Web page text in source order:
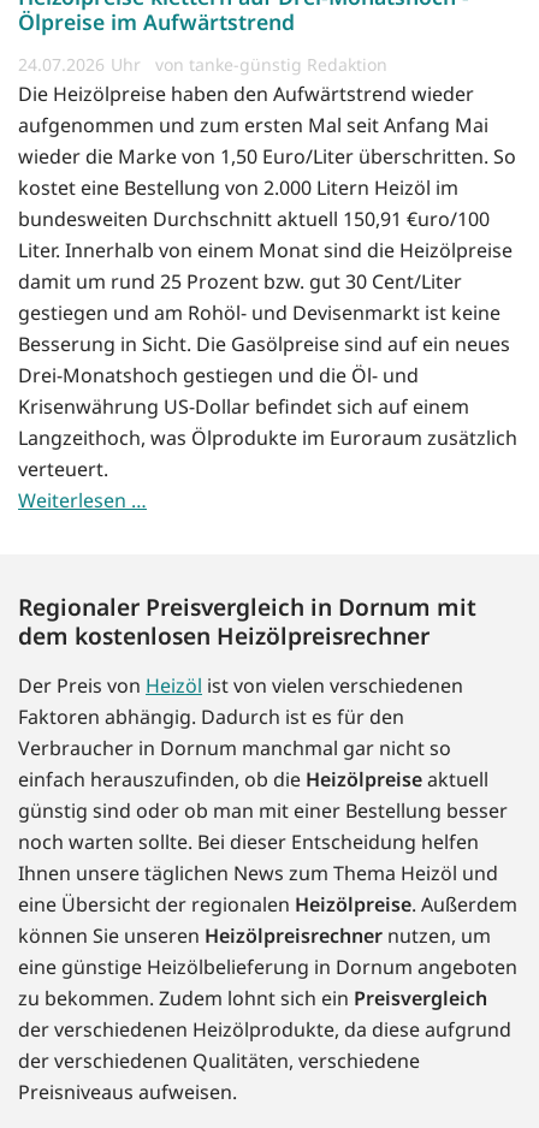
Ölpreise im Aufwärtstrend
24.07.2026 von tanke-günstig Redaktion
Die Heizölpreise haben den Aufwärtstrend wieder
aufgenommen und zum ersten Mal seit Anfang Mai
wieder die Marke von 1,50 Euro/Liter überschritten. So
kostet eine Bestellung von 2.000 Litern Heizöl im
bundesweiten Durchschnitt aktuell 150,91 €uro/100
Liter. Innerhalb von einem Monat sind die Heizölpreise
damit um rund 25 Prozent bzw. gut 30 Cent/Liter
gestiegen und am Rohöl- und Devisenmarkt ist keine
Besserung in Sicht. Die Gasölpreise sind auf ein neues
Drei-Monatshoch gestiegen und die Öl- und
Krisenwährung US-Dollar befindet sich auf einem
Langzeithoch, was Ölprodukte im Euroraum zusätzlich
verteuert.
Weiterlesen …
Regionaler Preisvergleich in Dornum mit
dem kostenlosen Heizölpreisrechner
Der Preis von Heizöl ist von vielen verschiedenen
Faktoren abhängig. Dadurch ist es für den
Verbraucher in Dornum manchmal gar nicht so
einfach herauszufinden, ob die Heizölpreiseaktuell
günstig sind oder ob man mit einer Bestellung besser
noch warten sollte. Bei dieser Entscheidung helfen
Ihnen unsere täglichen News zum Thema Heizöl und
eine Übersicht der regionalen Heizölpreise. Außerdem
können Sie unseren Heizölpreisrechner nutzen, um
eine günstige Heizölbelieferung in Dornum angeboten
zu bekommen. Zudem lohnt sich ein Preisvergleich
der verschiedenen Heizölprodukte, da diese aufgrund
der verschiedenen Qualitäten, verschiedene
Preisniveaus aufweisen.